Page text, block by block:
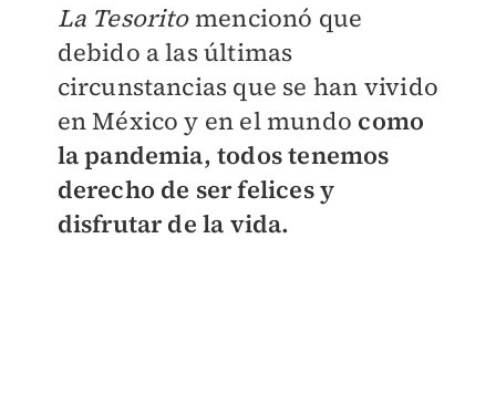
La Tesoritomencionó que
debido a las últimas
circunstancias que se han vivido
en México y en el mundo como
la pandemia, todos tenemos
derecho de ser felices y
disfrutar de la vida.